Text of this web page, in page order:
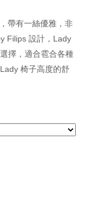
帶有一絲優雅，非
Filips 設計，Lady
擇，適合雹合各種
椅子高度的舒